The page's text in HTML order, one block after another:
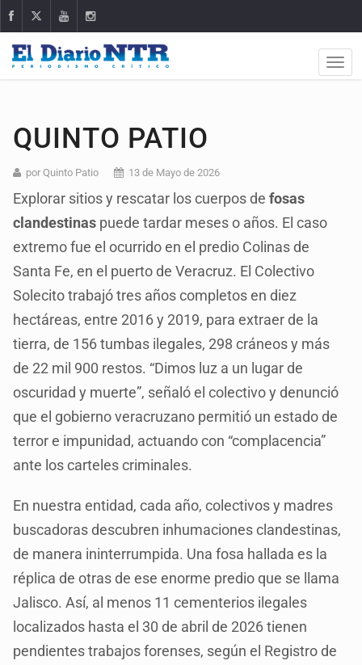
QUINTO PATIO
por Quinto Patio 13 de Mayo de 2026
Explorar sitios y rescatar los cuerpos defosas
clandestinas puede tardar meses o años. El caso
extremo fue el ocurrido en el predio Colinas de
Santa Fe, en el puerto de Veracruz. El Colectivo
Solecito trabajó tres años completos en diez
hectáreas, entre 2016 y 2019, para extraer de la
tierra, de 156 tumbas ilegales, 298 cráneos y más
de 22 mil 900 restos. “Dimos luz a un lugar de
oscuridad y muerte”, señaló el colectivo y denunció
que el gobierno veracruzano permitió un estado de
terror e impunidad, actuando con “complacencia”
ante los carteles criminales.
En nuestra entidad, cada año, colectivos y madres
buscadoras descubren inhumaciones clandestinas,
de manera ininterrumpida. Una fosa hallada es la
réplica de otras de ese enorme predio que se llama
Jalisco. Así, al menos 11 cementerios ilegales
localizados hasta el 30 de abril de 2026 tienen
pendientes trabajos forenses, según el Registro de